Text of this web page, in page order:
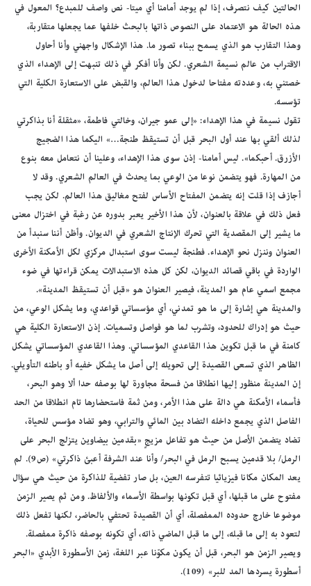
الحالتين كيف نتصرف، إذا لم يوجد أمامنا أي ميتا- نص واصف للمبدع؟ المعول في
هذه الحالة هو الاعتماد على النصوص ذاتها بالبحث خلفها عما يجعلها متقاربة،
وهذا التقارب هو الذي يسمح ببناء تصور ما. هذا الإشكال واجهني وأنا أحاول
الاقتراب من عالم نسيمة الشعري. لكن وأنا أفكر في ذلك تنبهت إلى الإهداء الذي
خصتني به، وعددته مفتاحا لدخول هذا العالم، والقبض على الاستعارة الكلية التي
تؤسسه.
تقول نسيمة في هذا الإهداء: «إلى عمو جيران، وخالتي فاطمة، «مثقلة أنا بذاكرتي
لذلك ألقي بها عند أول البحر قبل أن تستيقظ طنجة…» اليكما هذا الضجيج
الأزرق. أحبكما». ليس أمامنا- إذن سوى هذا الإهداء، وعلينا أن نتعامل معه بنوع
من المهارة. فهو يتضمن نوعا من الوعي بما يحدث في العالم الشعري. وقد لا
أجازف إذا قلت إنه يتضمن المفتاح الأساس لفتح مغاليق هذا العالم. لكن يجب
فعل ذلك في علاقة بالعنوان، لأن هذا الأخير يعبر بدوره عن رغبة في اختزال معنى
ما يشير إلى المقصدية التي تحرك الإنتاج الشعري في الديوان. وأظن أننا سنبدأ من
العنوان وننزل نحو الإهداء. فطنجة ليست سوى استبدال مركزي لكل الأمكنة الأخرى
الواردة في باقي قصائد الديوان، لكن كل هذه الاستبدالات يمكن قراءتها في ضوء
مجمع اسمي عام هو المدينة، فيصير العنوان هو «قبل أن تستيقظ المدينة».
والمدينة هي إشارة إلى ما هو تمدني، أي مؤسساتي قواعدي، وما يشكل الوعي، من
حيث هو إدراك للحدود، وتشرب لما هو فواصل وتسميات. إذن الاستعارة الكلية هي
كامنة في ما قبل تكوين هذا القاعدي المؤسساتي. وهذا القاعدي المؤسساتي يشكل
الظاهر الذي تسعى القصيدة إلى تحويله إلى أصل ما يشكل خفيه أو باطنه التأويلي.
إن المدينة منظور إليها انطلاقا من فسحة مجاورة لها بوصفه حدا ألا وهو البحر،
فأسماء الأمكنة هي دالة على هذا الأمر، ومن ثمة فاستحضارها تام انطلاقا من الحد
الفاصل الذي يجمع داخله التضاد بين المائي والترابي، وهو تضاد مؤسس للحياة،
تضاد يتضمن الأصل من حيث هو تفاعل مزيجٍ «بقدمين بيضاوين يتزلج البحر على
الرمل/ بلا قدمين يسبح الرمل في البحر/ وأنا عند الشرفة أعبئ ذاكرتي» (ص9). لم
يعد المكان مكانا فيزيائيا تتفرسه العين، بل صار تفضية للذاكرة من حيث هي سؤال
مفتوح على ما قبلها، أي قبل تكونها بواسطة الأسماء والألفاظ. ومن ثم يصير الزمن
موضوعا خارج حدوده الممفصلة، أي أن القصيدة تحتفي بالحاضر، لكنها تفعل ذلك
لتعود به إلى ما قبله، إلى ما قبل الماضي ذاته، أي تكونه بوصفه ذاكرة ممفصلة.
ويصير الزمن هو البحر، قبل أن يكون مكوّنا عبر اللغة، زمن الأسطورة الأبدي «البحر
أسطورة يسردها المد للبر» (109).